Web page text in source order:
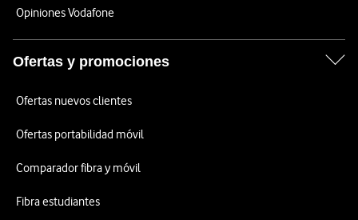
Opiniones Vodafone
Ofertas y promociones
Ofertas nuevos clientes
Ofertas portabilidad móvil
Comparador fibra y móvil
Fibra estudiantes